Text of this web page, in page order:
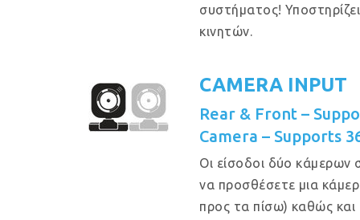
συστήματος!
κινητών.
CAMERA INPUT
Rear & Front –
Camera – Supports
Οι είσοδοι δύο κάμερων
να προσθέσετε μια
προς τα πίσω) καθώς